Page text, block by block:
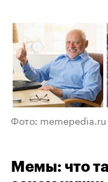
Фото: memepedia.ru
Мемы: что